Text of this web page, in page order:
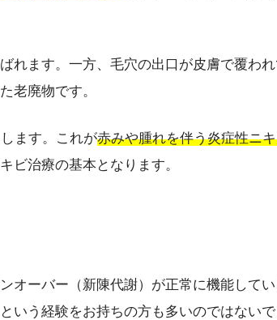
れます。一方、毛穴の出口が皮膚で覆わ
老廃物です。
ます。これが赤みや腫れを伴う炎症性ニ
ビ治療の基本となります。
ーバー（新陳代謝）が正常に機能して
う経験をお持ちの方も多いのではないで